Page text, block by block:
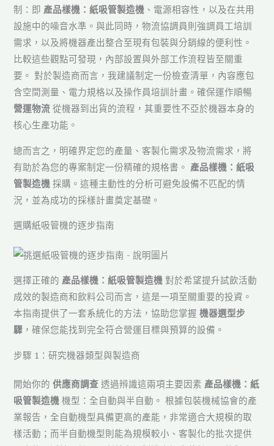
制：即 產品樣機：紙吸管製造機 、電源相容性，以及在共用
設施中的噪音水準。與此同時，物流協調員則強調員工培訓
需求，以及將機器產出整合至現有包裝與分銷線的便利性。
比較這些觀點可發現，內部設置與外部工作流程皆至關重
要。 對於製造商而言，我建議制定一份檢查清單，內容應包
含空間測量、電力規格以及操作員培訓計畫。確保運作順暢
營運物流 從機器到出貨的流程，其重要性不亞於機器本身的
核心生產功能。
總而言之，明確界定您的產量、客製化需求及物流需求，將
有助於為您的專案制定一份精確的規格書。 產品樣機：紙吸
管製造機 採購。這種主動性的分析可避免設備不匹配的情
況，並為成功的採樣計畫奠定基礎。
選購紙吸管機的逐步指南
選擇正確的 產品樣機：紙吸管製造機 對於希望提升試飲活動
成效的製造商和飲料公司而言，這是一項至關重要的投資。
本指南提供了一套系統化的方法，協助您掌握機器選型步
驟 ，確保您能找到完全符合營運目標與預算的設備。
步驟 1：研究機器類型與製造商
開始你的供應商調查 透過辨識這兩項主要因素 產品樣機：紙
吸管製造機 機型：全自動與半自動。 根據包裝機械協會的產
業報告，全自動機型具備更高的產能，非常適合大規模的取
樣活動；而半自動機型則能為規模較小、客製化的批次提供